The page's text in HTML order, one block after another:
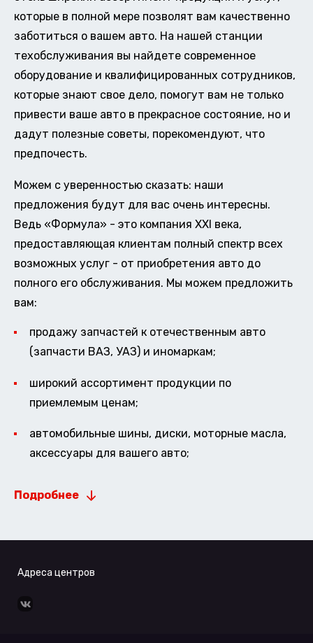
которые в полной мере позволят вам качественно
заботиться о вашем авто. На нашей станции
техобслуживания вы найдете современное
оборудование и квалифицированных сотрудников,
которые знают свое дело, помогут вам не только
привести ваше авто в прекрасное состояние, но и
дадут полезные советы, порекомендуют, что
предпочесть.
Можем с уверенностью сказать: наши
предложения будут для вас очень интересны.
Ведь «Формула» - это компания XXI века,
предоставляющая клиентам полный спектр всех
возможных услуг - от приобретения авто до
полного его обслуживания. Мы можем предложить
вам:
продажу запчастей к отечественным авто
(запчасти ВАЗ, УАЗ) и иномаркам;
широкий ассортимент продукции по
приемлемым ценам;
автомобильные шины, диски, моторные масла,
аксессуары для вашего авто;
Подробнее
Адреса центров